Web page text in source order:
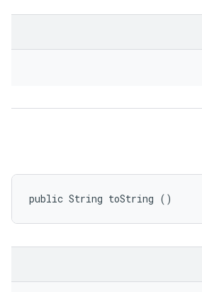
public String toString ()